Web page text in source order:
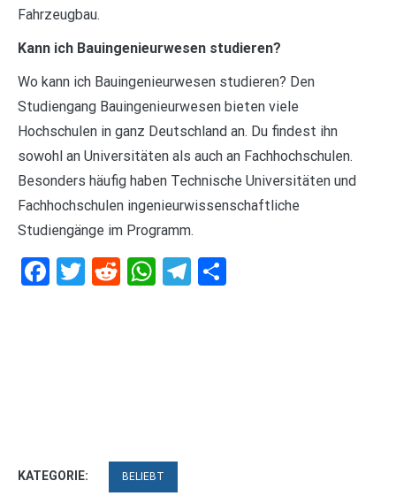
Fahrzeugbau.
Kann ich Bauingenieurwesen studieren?
Wo kann ich Bauingenieurwesen studieren? Den
Studiengang Bauingenieurwesen bieten viele
Hochschulen in ganz Deutschland an. Du findest ihn
sowohl an Universitäten als auch an Fachhochschulen.
Besonders häufig haben Technische Universitäten und
Fachhochschulen ingenieurwissenschaftliche
Studiengänge im Programm.
Facebook
Twitter
RedditWhatsApp
Telegram
KATEGORIE: BELIEBT